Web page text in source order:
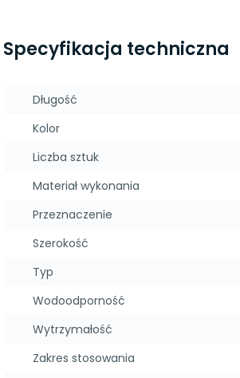
Specyfikacja techniczna
Długość
Kolor
Liczba sztuk
Materiał wykonania
Przeznaczenie
Szerokość
Typ
Wodoodporność
Wytrzymałość
Zakres stosowania